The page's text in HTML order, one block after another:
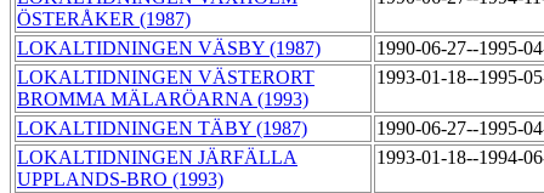
ÖSTERÅKER (1987)
LOKALTIDNINGEN VÄSBY (1987)
1990-06-27--1995-
LOKALTIDNINGEN VÄSTERORT
BROMMA MÄLARÖARNA (1993)
1993-01-18--1995-
LOKALTIDNINGEN TÄBY (1987)
1990-06-27--1995-
LOKALTIDNINGEN JÄRFÄLLA
UPPLANDS-BRO (1993)
1993-01-18--1994-